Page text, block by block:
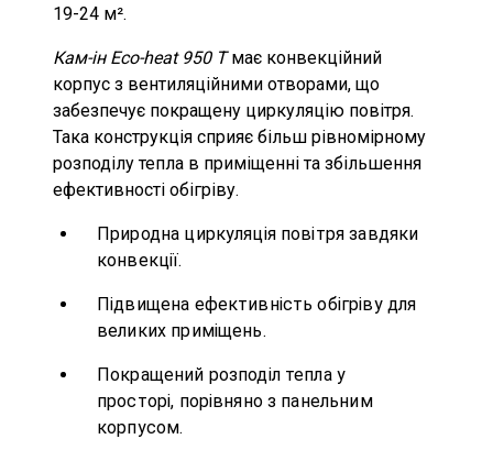
19-24 м².
Кам-ін Eco-heat 950 Tмає конвекційний
корпус з вентиляційними отворами, що
забезпечує покращену циркуляцію повітря.
Така конструкція сприяє більш рівномірному
розподілу тепла в приміщенні та збільшення
ефективності обігріву.
Природна циркуляція повітря завдяки
конвекції.
Підвищена ефективність обігріву для
великих приміщень.
Покращений розподіл тепла у
просторі, порівняно з панельним
корпусом.